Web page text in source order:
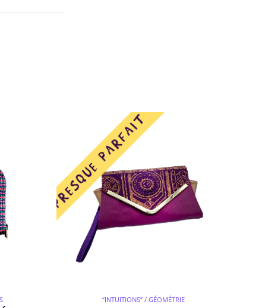
“INTUITIONS” / GÉOMÉTRIE